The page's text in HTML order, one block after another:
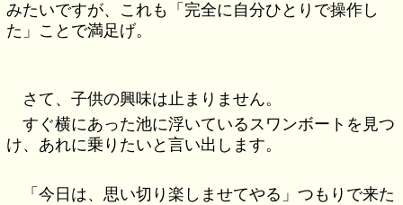
みたいですが、これも「完全に自分ひとりで操作し
た」ことで満足げ。
さて、子供の興味は止まりません。
すぐ横にあった池に浮いているスワンボートを見つ
け、あれに乗りたいと言い出します。
「今日は、思い切り楽しませてやる」つもりで来た